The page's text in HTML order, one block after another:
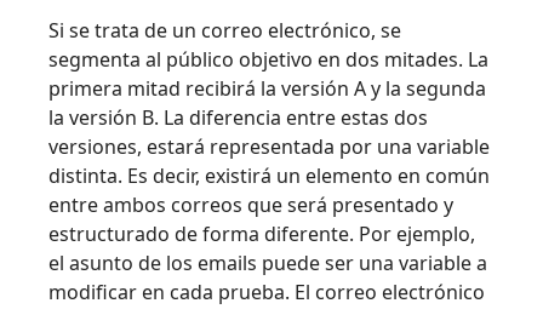
Si se trata de un correo electrónico, se
segmenta al público objetivo en dos mitades. La
primera mitad recibirá la versión A y la segunda
la versión B. La diferencia entre estas dos
versiones, estará representada por una variable
distinta. Es decir, existirá un elemento en común
entre ambos correos que será presentado y
estructurado de forma diferente. Por ejemplo,
el asunto de los emails puede ser una variable a
modificar en cada prueba. El correo electrónico